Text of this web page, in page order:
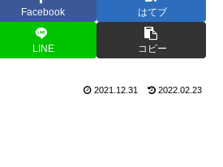
Facebook はてブ
LINE コピー
2021.12.31 2022.02.23